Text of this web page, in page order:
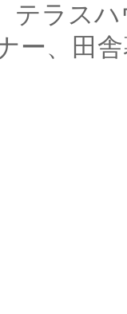
テラス
ー、田